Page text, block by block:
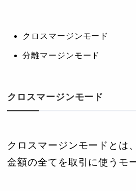
クロスマージンモード
分離マージンモード
クロスマージンモード
クロスマージンモードとは
金額の全てを取引に使うモ